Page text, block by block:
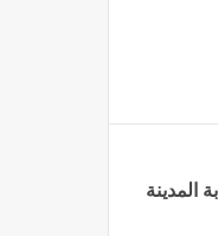
طراز "إف-35" - بوابة المدينة